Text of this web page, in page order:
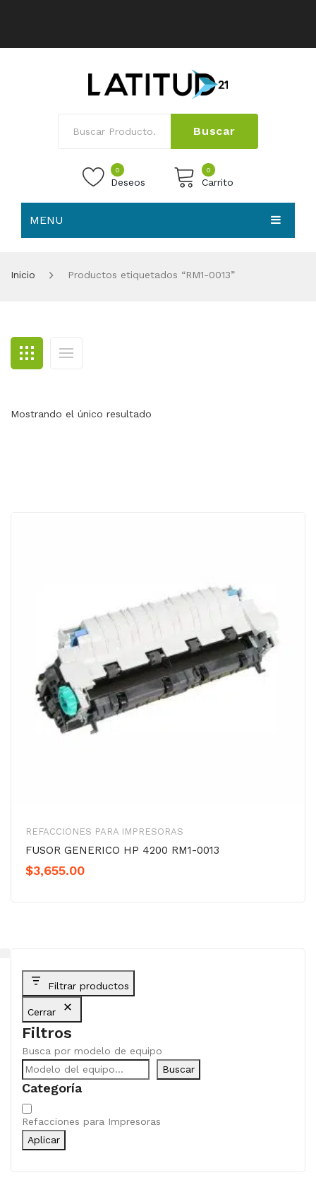
Buscar
0
Deseos
0
Carrito
MENU
BLOG
CONTACTO
Inicio Productos etiquetados “RM1-0013”
Mostrando el único resultado
REFACCIONES PARA IMPRESORAS
FUSOR GENERICO HP 4200 RM1-0013
$3,655.00
Filtrar productos
Cerrar
Filtros
Busca por modelo de equipo
Buscar
Categoría
Categoría
Refacciones para Impresoras
Aplicar